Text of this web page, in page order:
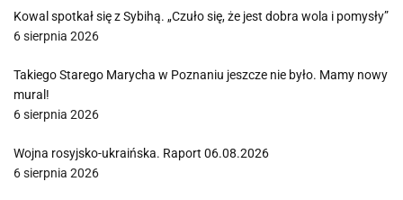
Kowal spotkał się z Sybihą. „Czuło się, że jest dobra wola i pomysły”
6 sierpnia 2026
Takiego Starego Marycha w Poznaniu jeszcze nie było. Mamy nowy
mural!
6 sierpnia 2026
Wojna rosyjsko-ukraińska. Raport 06.08.2026
6 sierpnia 2026